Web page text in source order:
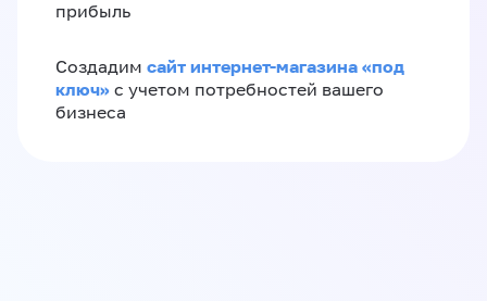
прибыль
Создадим сайт интернет-магазина «под
ключ» с учетом потребностей вашего
бизнеса